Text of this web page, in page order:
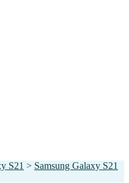
S21 > Samsung Galaxy S21